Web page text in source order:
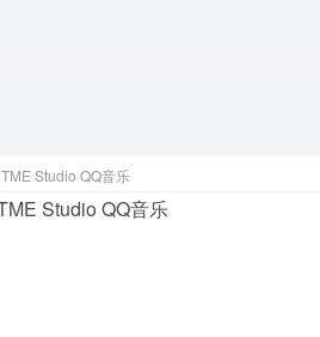
TME Studio QQ音乐